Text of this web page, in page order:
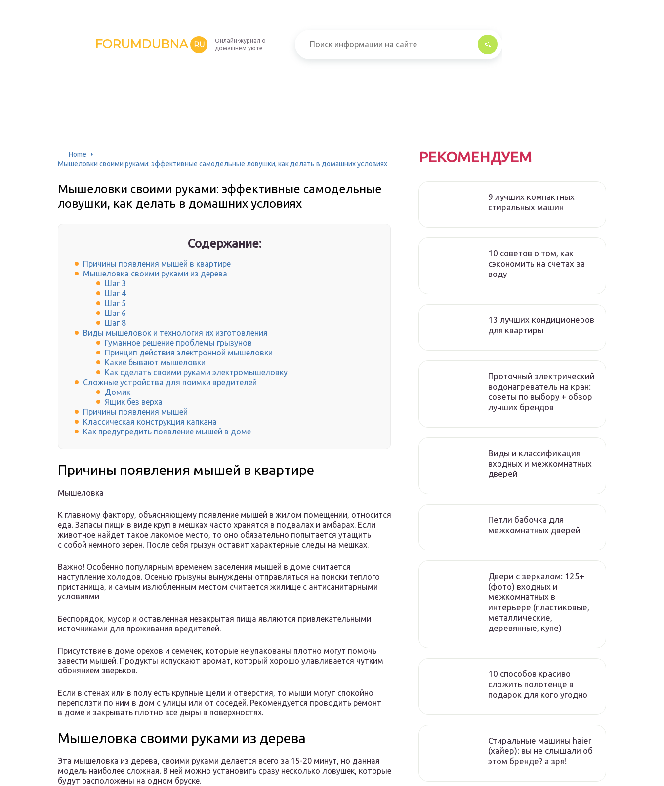
FORUMDUBNA RU
Онлайн-журнал о
домашнем уюте
Home
Мышеловки своими руками: эффективные самодельные ловушки, как делать в домашних условиях
Мышеловки своими руками: эффективные самодельные
ловушки, как делать в домашних условиях
Содержание:
Причины появления мышей в квартире
Мышеловка своими руками из дерева
Шаг 3
Шаг 4
Шаг 5
Шаг 6
Шаг 8
Виды мышеловок и технология их изготовления
Гуманное решение проблемы грызунов
Принцип действия электронной мышеловки
Какие бывают мышеловки
Как сделать своими руками электромышеловку
Сложные устройства для поимки вредителей
Домик
Ящик без верха
Причины появления мышей
Классическая конструкция капкана
Как предупредить появление мышей в доме
Причины появления мышей в квартире
Мышеловка
К главному фактору, объясняющему появление мышей в жилом помещении, относится
еда. Запасы пищи в виде круп в мешках часто хранятся в подвалах и амбарах. Если
животное найдет такое лакомое место, то оно обязательно попытается утащить
с собой немного зерен. После себя грызун оставит характерные следы на мешках.
Важно! Особенно популярным временем заселения мышей в доме считается
наступление холодов. Осенью грызуны вынуждены отправляться на поиски теплого
пристанища, и самым излюбленным местом считается жилище с антисанитарными
условиями
Беспорядок, мусор и оставленная незакрытая пища являются привлекательными
источниками для проживания вредителей.
Присутствие в доме орехов и семечек, которые не упакованы плотно могут помочь
завести мышей. Продукты испускают аромат, который хорошо улавливается чутким
обонянием зверьков.
Если в стенах или в полу есть крупные щели и отверстия, то мыши могут спокойно
переползти по ним в дом с улицы или от соседей. Рекомендуется проводить ремонт
в доме и закрывать плотно все дыры в поверхностях.
Мышеловка своими руками из дерева
Эта мышеловка из дерева, своими руками делается всего за 15-20 минут, но данная
модель наиболее сложная. В ней можно установить сразу несколько ловушек, которые
будут расположены на одном бруске.
РЕКОМЕНДУЕМ
9 лучших компактных
стиральных машин
10 советов о том, как
сэкономить на счетах за
воду
13 лучших кондиционеров
для квартиры
Проточный электрический
водонагреватель на кран:
советы по выбору + обзор
лучших брендов
Виды и классификация
входных и межкомнатных
дверей
Петли бабочка для
межкомнатных дверей
Двери с зеркалом: 125+
(фото) входных и
межкомнатных в
интерьере (пластиковые,
металлические,
деревянные, купе)
10 способов красиво
сложить полотенце в
подарок для кого угодно
Стиральные машины haier
(хайер): вы не слышали об
этом бренде? а зря!